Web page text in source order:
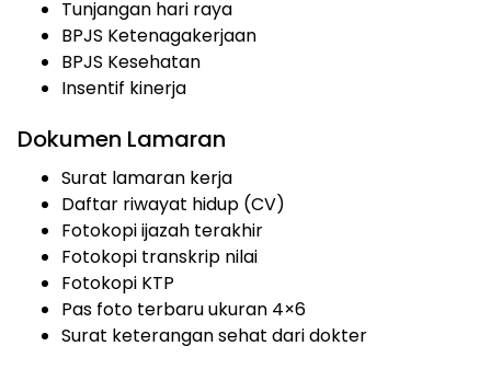
Tunjangan hari raya
BPJS Ketenagakerjaan
BPJS Kesehatan
Insentif kinerja
Dokumen Lamaran
Surat lamaran kerja
Daftar riwayat hidup (CV)
Fotokopi ijazah terakhir
Fotokopi transkrip nilai
Fotokopi KTP
Pas foto terbaru ukuran 4×6
Surat keterangan sehat dari dokter